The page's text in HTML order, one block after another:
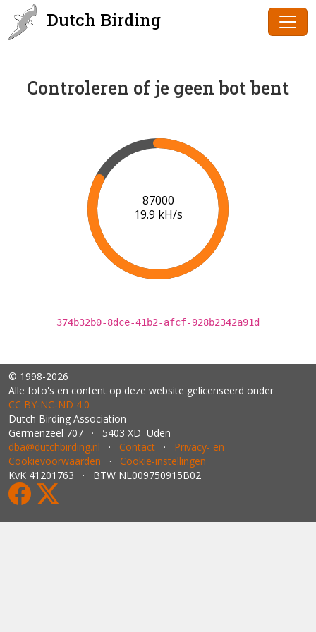
Dutch Birding
Controleren of je geen bot bent
89000
20.0 kH/s
374b32b0-8dce-41b2-afcf-928b2342a91d
© 1998-2026
Alle foto's en content op deze website gelicenseerd onder
CC BY‑NC‑ND 4.0
Dutch Birding Association
Germenzeel 707 · 5403 XD Uden
dba@dutchbirding.nl · Contact · Privacy- en
Cookievoorwaarden · Cookie-instellingen
KvK 41201763 · BTW NL009750915B02